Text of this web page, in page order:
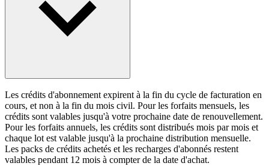
Les crédits d'abonnement expirent à la fin du cycle de facturation en
cours, et non à la fin du mois civil. Pour les forfaits mensuels, les
crédits sont valables jusqu'à votre prochaine date de renouvellement.
Pour les forfaits annuels, les crédits sont distribués mois par mois et
chaque lot est valable jusqu'à la prochaine distribution mensuelle.
Les packs de crédits achetés et les recharges d'abonnés restent
valables pendant 12 mois à compter de la date d'achat.